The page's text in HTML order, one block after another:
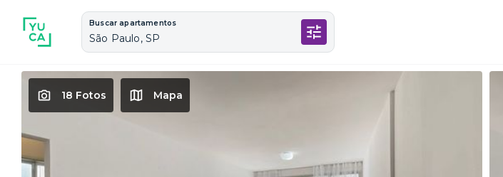
Buscar apartamentos
São Paulo, SP
18 Fotos Mapa